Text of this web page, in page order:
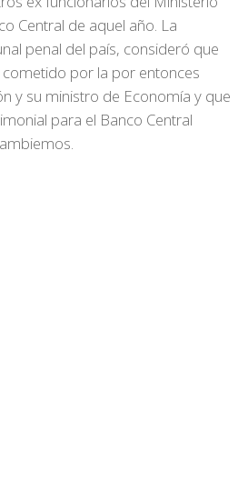
Central de aquel año. La
penal del país, consideró que
por la por entonces
y su ministro de Economía y que
para el Banco Central